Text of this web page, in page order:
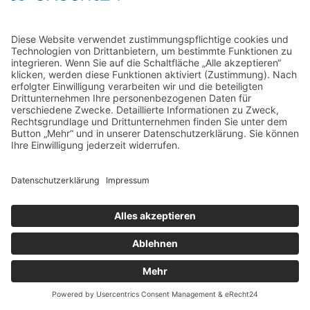
AGB
Datenschutzerklärung
Impressum